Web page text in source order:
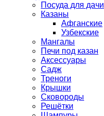
Посуда для дачи
Казаны
Афганские
Узбекские
Мангалы
Печи под казан
Аксессуары
Садж
Треноги
Крышки
Сковороды
Решётки